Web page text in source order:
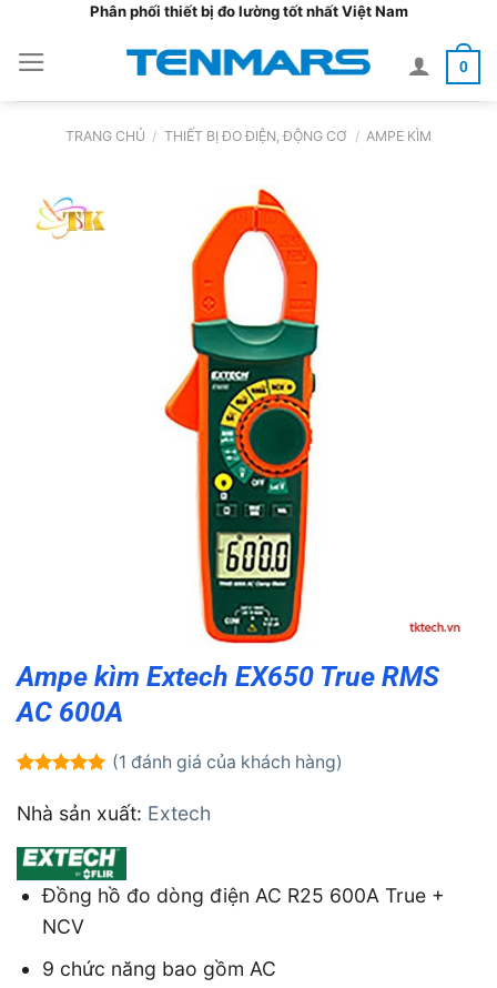
nội
dung
Phân phối thiết bị đo lường tốt nhất Việt Nam
0
TRANG CHỦ / THIẾT BỊ ĐO ĐIỆN, ĐỘNG CƠ / AMPE KÌM
Ampe kìm Extech EX650 True RMS
AC 600A
dựa trên
đánh giá
(1 đánh giá của khách hàng)
Nhà sản xuất: Extech
Đồng hồ đo dòng điện AC R25 600A True +
NCV
9 chức năng bao gồm AC